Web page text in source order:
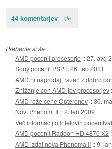
44 komentarjev
Preberite si še…
AMD pocenil procesorje ::27. avg
Sony pocenil PSP ::26. feb 2011
AMD ni naprodaj, razen z dobro
Znižanje cen AMD-jev procesorjev
AMD reže cene Opteronov ::30.
Novi Phenomi II ::2. feb 2009
Več informacij o Intelovih
AMD pocenil Radeon HD 4870 X2
AMD izdal nova Phenoma II ::9.